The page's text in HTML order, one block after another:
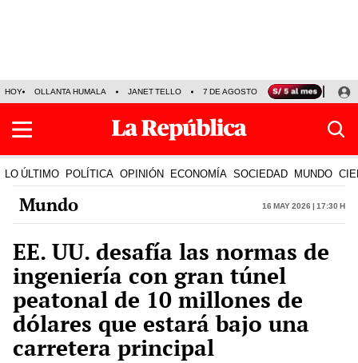
HOY OLLANTA HUMALA JANET TELLO 7 DE AGOSTO TINKA RESULTADOS
LO ÚLTIMO POLÍTICA OPINIÓN ECONOMÍA SOCIEDAD MUNDO
Mundo 16 May 2026 | 17:30 h
EE. UU. desafía las normas de
ingeniería con gran túnel
peatonal de 10 millones de
dólares que estará bajo una
carretera principal